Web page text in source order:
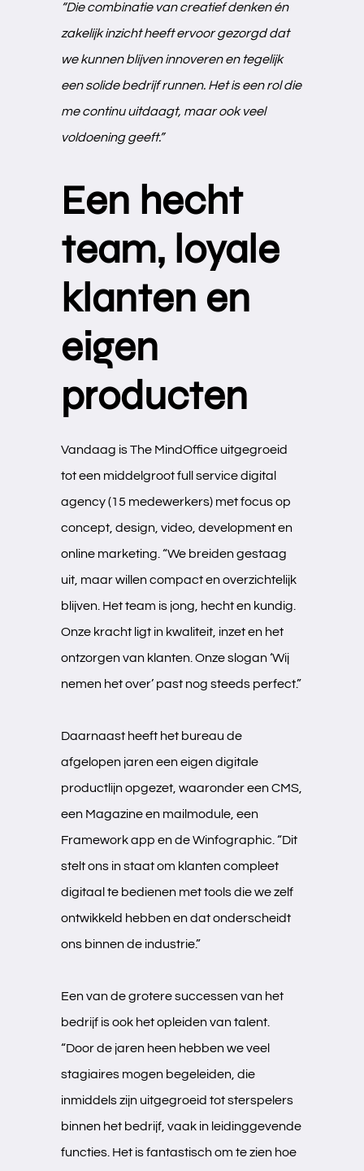
“Die combinatie van creatief denken én
zakelijk inzicht heeft ervoor gezorgd dat
we kunnen blijven innoveren en tegelijk
een solide bedrijf runnen. Het is een rol die
me continu uitdaagt, maar ook veel
voldoening geeft.”
Een hecht
team, loyale
klanten en
eigen
producten
Vandaag is The MindOffice uitgegroeid
tot een middelgroot full service digital
agency (15 medewerkers) met focus op
concept, design, video, development en
online marketing. “We breiden gestaag
uit, maar willen compact en overzichtelijk
blijven. Het team is jong, hecht en kundig.
Onze kracht ligt in kwaliteit, inzet en het
ontzorgen van klanten. Onze slogan ‘Wij
nemen het over’ past nog steeds perfect.”
Daarnaast heeft het bureau de
afgelopen jaren een eigen digitale
productlijn opgezet, waaronder een CMS,
een Magazine en mailmodule, een
Framework app en de Winfographic. “Dit
stelt ons in staat om klanten compleet
digitaal te bedienen met tools die we zelf
ontwikkeld hebben en dat onderscheidt
ons binnen de industrie.”
Een van de grotere successen van het
bedrijf is ook het opleiden van talent.
“Door de jaren heen hebben we veel
stagiaires mogen begeleiden, die
inmiddels zijn uitgegroeid tot sterspelers
binnen het bedrijf, vaak in leidinggevende
functies. Het is fantastisch om te zien hoe